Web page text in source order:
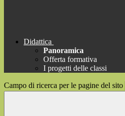
Didattica
Panoramica
Offerta formativa
I progetti delle classi
Campo di ricerca per le pagine del sito